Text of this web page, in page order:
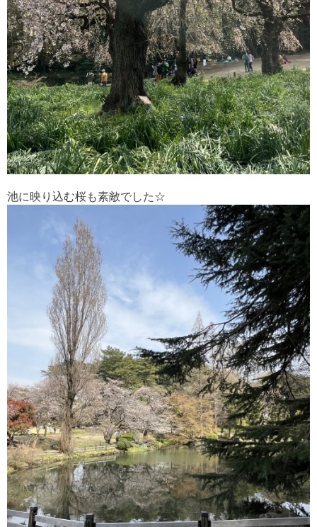
池に映り込む桜も素敵でした☆